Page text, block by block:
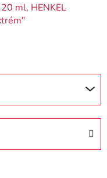
ml, HENKEL